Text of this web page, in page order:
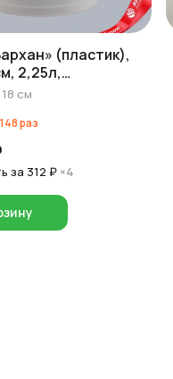
(пластик),
2,25л,
18 см
148раз
за312 ₽ ×4